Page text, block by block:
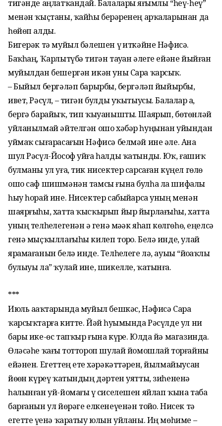
тигәнде аңлатҡандай. Балаларҙы яғымлы “һеү-һеү”
менән ҡыҫтаны, ҡайһы берҙәренең арҡаларынан да
һөйөп алды.
Бигерәк тә муйыл бәлешен үҙ иткәйне Нәфисә.
Баҡһаң, Ҡарлытүбә тигән тауҙан әлеге ейәне йыйған
муйылдан бешергән икән уны Сара ҡарсыҡ.
– Быйыл бергәләп барырбыҙ, бергәләп йыйырбыҙ,
ивет, Рәсүл, – тигән булды уҡытыусы. Балалар ҙа,
бергә барайыҡ, тип ҡыуанышты. Шаярып, бөтөнләй
уйланылмай әйтелгән ошо хәбәр һуңынан уйындан
уймаҡ сығарасағын Нәфисә белмәй ине әле. Ана
шул Рәсүл-Йософ уйға һалды ҡатынды. Юҡ, ғашиҡ
булманы ул уға, тик нисектер сарсаған күңел гөлө
ошо саф шишмәнән тамсы ғына булһа ла шифалы
һыу һорай ине. Нисектер сабыйҙарса уның менән
шаярғыһы, хатта ҡысҡырып йыр йырлағыһы, хатта
уның телһеҙлегенән әҙ генә мәҙәк яһап көлгөһө, еңелсә
генә мыҫҡыллағыһы килеп торҙо. Белә инде, улай
ярамағанын белә инде. Телһеҙлеге лә, ауыҙы “йоҙаҡлы
булыуы ла” ҡулай ине, шикелле, ҡатынға.
***
Июль аҙаҡтарында муйыл бешкәс, Нәфисә Сара
ҡарсыҡтарға китте. Йәй һуҙымында Рәсүлде ул ни
бары ике-өс тапҡыр ғына күрҙе. Юлда йә магазинда.
Өләсәһе ҡағыҙ тоттороп шулай йомошлай торғайны
ейәнен. Егеттең етеҙ хәрәкәттәрен, йылмайыусан
йөҙөн күреү ҡатындың дәртен уятты, зиһененә
һалынған уй-йомағы үҙ сиселешен яйлап ҡына таба
барғанын ул йөрәге елкенеүенән тойҙо. Нисек тә
егетте үҙенә ҡаратыу юлын уйланы. Иң мөһиме –